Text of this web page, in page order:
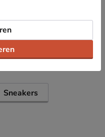
Sneakers